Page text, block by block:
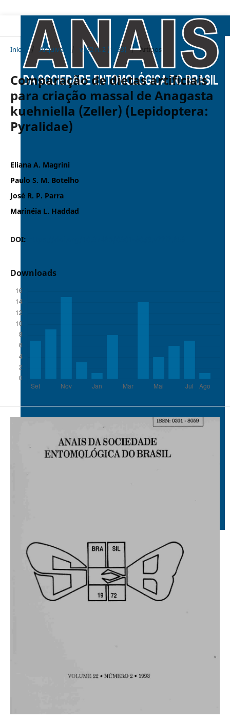
Início / Arquivos / v. 22 n. 2 (1993) / Artigos
Comparação de dietas artificiais
para criação massal de Anagasta
kuehniella (Zeller) (Lepidoptera:
Pyralidae)
Eliana A. Magrini
Paulo S. M. Botelho
José R. P. Parra
Marinéia L. Haddad
DOI:
Downloads